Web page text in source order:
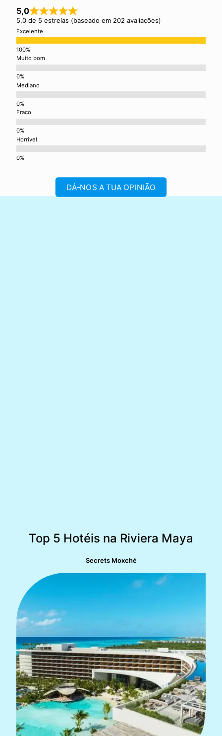
o
n
t
e
R
e
v
i
e
w
s
n
a
5,0
5,0 de 5 estrelas (baseado em 202 avaliações)
Excelente
Muito bom
Mediano
Fraco
Horrível
DÁ-NOS A TUA OPINIÃO
Top 5 Hotéis na Riviera Maya
Secrets Moxché